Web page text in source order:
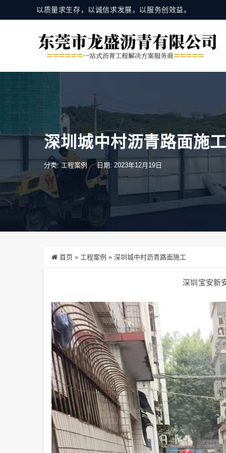
以质量求生存，以诚信求发展，以服务创效益。
深圳城中村沥青路面施工
分类:工程案例 日期: 2023年12月19日
首页 » 工程案例 » 深圳城中村沥青路面施工
深圳宝安新